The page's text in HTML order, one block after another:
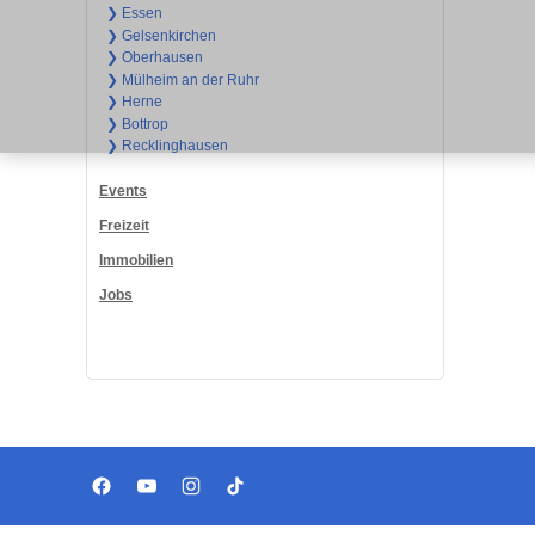
❯ Essen
❯ Gelsenkirchen
❯ Oberhausen
❯ Mülheim an der Ruhr
❯ Herne
❯ Bottrop
❯ Recklinghausen
Events
Freizeit
Immobilien
Jobs